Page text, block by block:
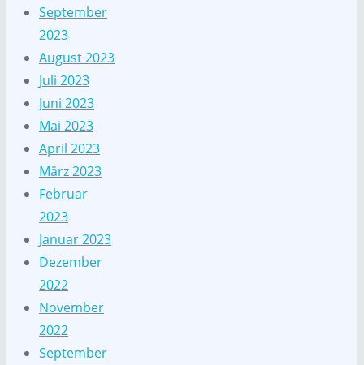
September
2023
August 2023
Juli 2023
Juni 2023
Mai 2023
April 2023
März 2023
Februar
2023
Januar 2023
Dezember
2022
November
2022
September